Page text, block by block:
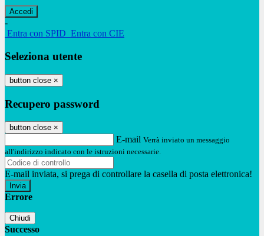
-
Entra con SPID Entra con CIE
Seleziona utente
button close ×
Recupero password
button close ×
E-mail Verrà inviato un messaggio
all'indirizzo indicato con le istruzioni necessarie.
E-mail inviata, si prega di controllare la casella di posta elettronica!
Errore
Chiudi
Successo